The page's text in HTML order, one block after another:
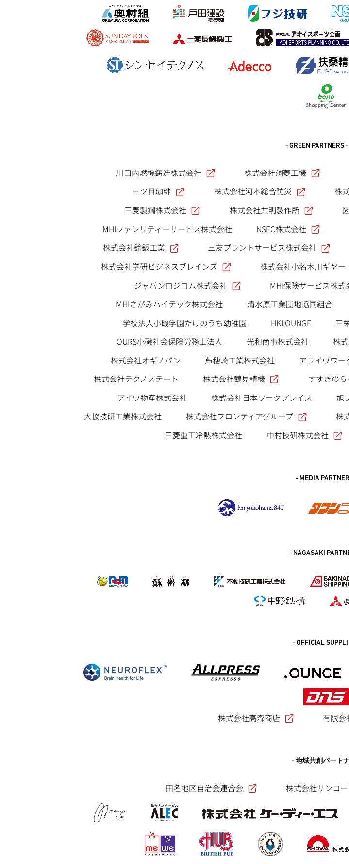
- GREEN PARTNERS -
川口内燃機鋳造株式会社 株式会社洞菱工機
三ツ目珈琲
株式会社河本総合防災 株
三菱製鋼株式会社
株式会社共明製作所
MHIファシリティーサービス株式会社
NSEC株式会社
株式会社鈴鈑工業
三友プラントサービス株式会社
株式会社学研ビジネスブレインズ
株式会社小名木川ギヤー
ジャパンロジコム株式会社
MHI保険サービス株式
MHIさがみハイテック株式会社
清水原工業団地協同組合
学校法人小磯学園たけのうち幼稚園
HKLOUNGE 三
OURS小磯社会保険労務士法人
光和商事株式会社 株
株式会社オギノパン
芦穂崎工業株式会社 アライヴワー
株式会社テクノステート
株式会社鶴見精機 すすきの
アイワ物産株式会社
株式会社日本ワークプレイス 旭
大協技研工業株式会社
株式会社フロンティアグループ 株
三菱重工冷熱株式会社
中村技研株式会社
- MEDIA
- NAGASAKI
- OFFICIAL
株式会社高森商店 有限会
- 地域共創パート
田名地区自治会連合会 株式会社サンコ